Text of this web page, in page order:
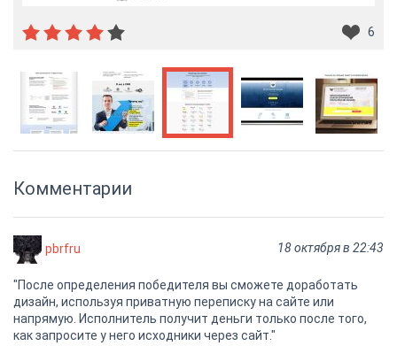
6
Комментарии
18 октября в 22:43
pbrfru
"После определения победителя вы сможете доработать
дизайн, используя приватную переписку на сайте или
напрямую. Исполнитель получит деньги только после того,
как запросите у него исходники через сайт."